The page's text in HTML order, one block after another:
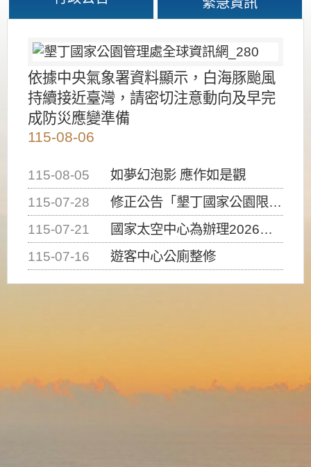
依據中央氣象署資料顯示，白海豚颱風
持續接近臺灣，請密切注意動向及早完
成防災應變準備
115-08-06
115-08-05
如夢幻泡影 應作如是觀
115-07-28
修正公告「墾丁國家公園限制水域遊憩活動之種類、範圍、時間及行為」，自即日生效。
115-07-21
國家太空中心為辦理2026台灣盃火箭競賽，陸、海、空域警戒及協調相關事宜，因颱風備案事宜
115-07-16
遊客中心公廁整修